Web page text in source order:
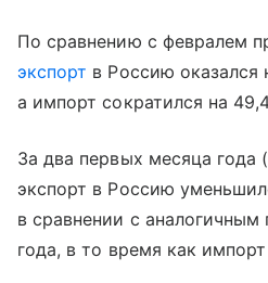
По сравнению с февралем
экспорт в Россию оказался
а импорт сократился на
За два первых месяца года
экспорт в Россию
в сравнении с
года, в то время как